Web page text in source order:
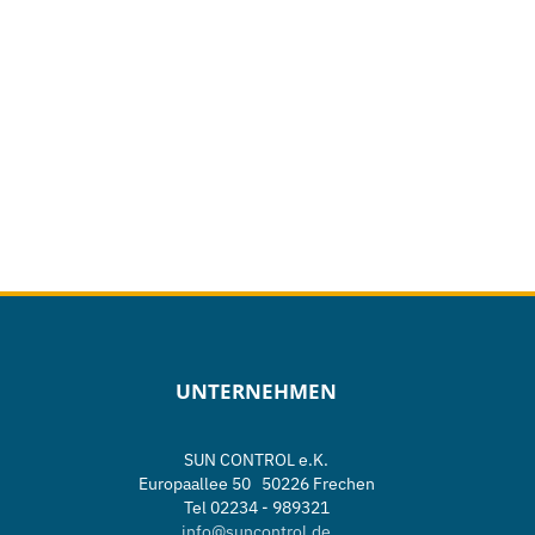
UNTERNEHMEN
SUN CONTROL e.K.
Europaallee 50 50226 Frechen
Tel 02234 - 989321